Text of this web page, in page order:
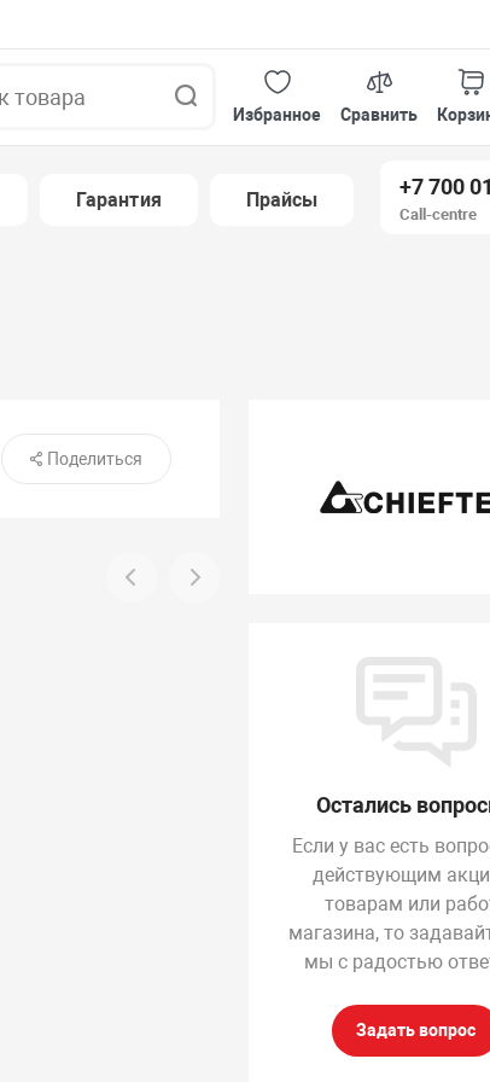
Избранное
Сравнить
Гарантия Прайсы
+7 700
Call-centre
Поделиться
Остались
Если у вас есть
действующим
товарам или
магазина, то
мы с радостью
Задать вопрос